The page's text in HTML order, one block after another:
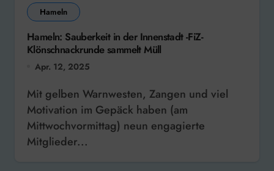
Hameln
Hameln: Sauberkeit in der Innenstadt -FiZ-
Klönschnackrunde sammelt Müll
Apr. 12, 2025
Mit gelben Warnwesten, Zangen und viel
Motivation im Gepäck haben (am
Mittwochvormittag) neun engagierte
Mitglieder...